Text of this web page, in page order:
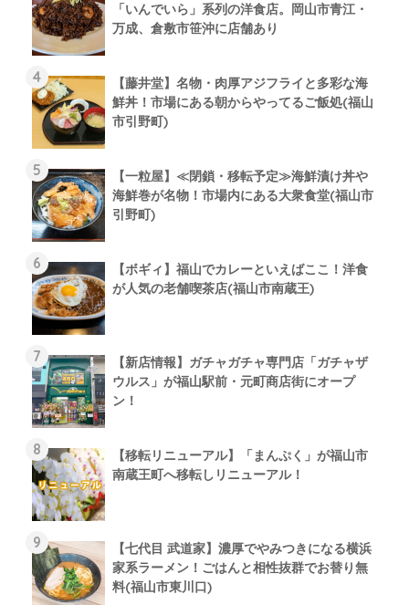
「いんでいら」系列の洋食店。岡山市青江・
万成、倉敷市笹沖に店舗あり
【藤井堂】名物・肉厚アジフライと多彩な海
鮮丼！市場にある朝からやってるご飯処(福山
市引野町)
【一粒屋】≪閉鎖・移転予定≫海鮮漬け丼や
海鮮巻が名物！市場内にある大衆食堂(福山市
引野町)
【ボギィ】福山でカレーといえばここ！洋食
が人気の老舗喫茶店(福山市南蔵王)
【新店情報】ガチャガチャ専門店「ガチャザ
ウルス」が福山駅前・元町商店街にオープ
ン！
【移転リニューアル】「まんぷく」が福山市
南蔵王町へ移転しリニューアル！
【七代目 武道家】濃厚でやみつきになる横浜
家系ラーメン！ごはんと相性抜群でお替り無
料(福山市東川口)